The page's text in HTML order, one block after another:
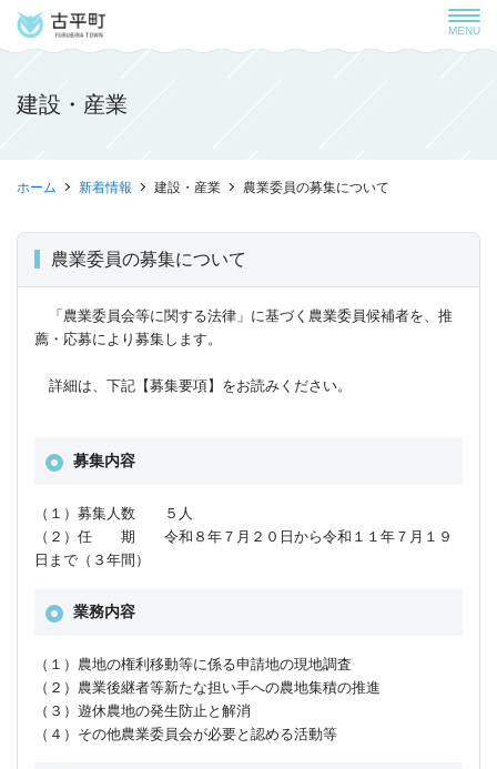
MENU
建設・産業
ホーム 新着情報 建設・産業 農業委員の募集について
農業委員の募集について
「農業委員会等に関する法律」に基づく農業委員候補者を、推
薦・応募により募集します。
詳細は、下記【募集要項】をお読みください。
募集内容
（１）募集人数 ５人
（２）任 期 令和８年７月２０日から令和１１年７月１９
日まで（３年間）
業務内容
（１）農地の権利移動等に係る申請地の現地調査
（２）農業後継者等新たな担い手への農地集積の推進
（３）遊休農地の発生防止と解消
（４）その他農業委員会が必要と認める活動等